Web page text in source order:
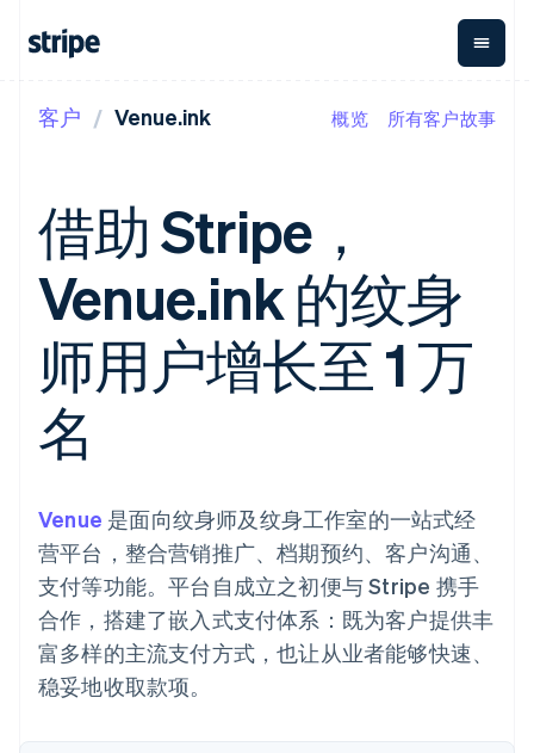
支付
在线支付
Managed
Payments
方案
Payment links
无代码支付
Checkout
预构建支付界
面
Elements
methods
接入 125+ 种支
付方式
Terminal
线下支付
Authorization
Boost
支付成功率优
化
加速结账
经常性收入
Metronome
按用量计费
Subscriptions
订阅管理
Invoicing
一次性或定期
账单
会计自动化
Stripe Sigma
自定义报告
Data Pipeline
数据同步
资金管
向第三
方打款
Crypto
钱包、
稳定币
发行和
平台
按企业阶段
按应用场景
智能体商务
加密货币
电子商务
嵌入式金融
资金管理
平台
SaaS
按行业
AI 企业
游戏
文档
库与 SDK
Stripe Apps
接受线上付款
实施预置结账流程
通过智能体配置和管理服
务
资源
应用集成
代码示例
API 状态
学习
指南
支持
获取支持
托管支持方案
专业服务
产品路线图
Sessions 年度大会
招聘
资讯中心
Stripe Press
客户 Venue.ink 概览 所有客户故事
借助 Stripe，
Venue.ink 的纹身
师用户增长至 1 万
名
Venue 是面向纹身师及纹身工作室的一站式经
营平台，整合营销推广、档期预约、客户沟通、
支付等功能。平台自成立之初便与 Stripe 携手
合作，搭建了嵌入式支付体系：既为客户提供丰
富多样的主流支付方式，也让从业者能够快速、
稳妥地收取款项。